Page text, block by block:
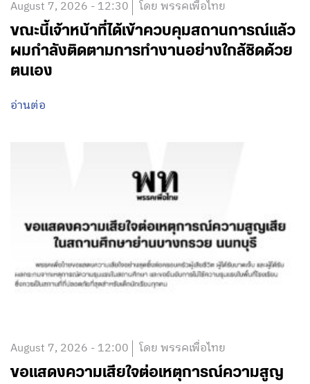
August 7, 2026 - 12:30 โดย พรรคเพื่อไทย
ขณะนี้เจ้าหน้าที่ได้เข้าควบคุมสถานการณ์แล้ว
ผมกำลังติดตามการทำงานอย่างใกล้ชิดด้วย
ตนเอง
อ่านต่อ
August 7, 2026 - 12:00 โดย พรรคเพื่อไทย
ขอแสดงความเสียใจต่อเหตุการณ์ความสูญ